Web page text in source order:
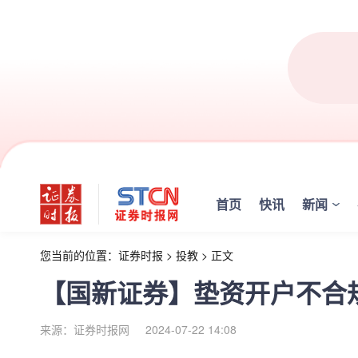
首页 快讯 新闻
您当前的位置： 证券时报 > 投教 > 正文
【国新证券】垫资开户不
来源：证券时报网 2024-07-22 14:08